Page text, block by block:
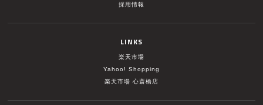
採用情報
LINKS
楽天市場
Yahoo! Shopping
楽天市場 心斎橋店